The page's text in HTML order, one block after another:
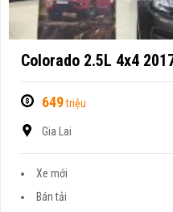
Colorado 2.5L 4x4
649triệu
Gia Lai
Xe mới
Bán tải